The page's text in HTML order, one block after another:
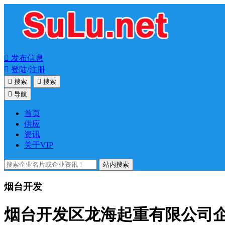
 发布信息
 登陆/注册
 搜索  搜索
 导航
首页
供应
资讯
关于VIP
站内搜索
烟台开发
烟台开发区龙海起重有限公司